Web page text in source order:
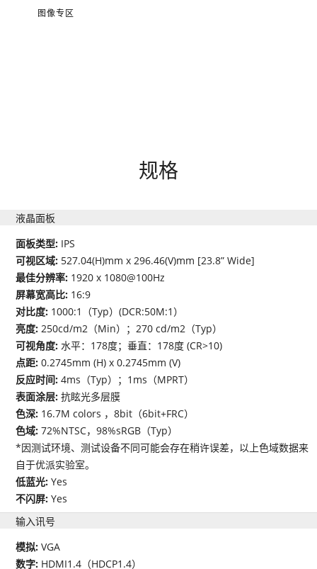
图像专区
规格
液晶面板
面板类型: IPS
可视区域: 527.04(H)mm x 296.46(V)mm [23.8” Wide]
最佳分辨率: 1920 x 1080@100Hz
屏幕宽高比: 16:9
对比度: 1000:1（Typ）(DCR:50M:1）
亮度:250cd/m2（Min）；270 cd/m2（Typ）
可视角度:水平：178度；垂直：178度 (CR>10)
点距:0.2745mm (H) x 0.2745mm (V)
反应时间:4ms（Typ）；1ms（MPRT）
表面涂层:抗眩光多层膜
色深: 16.7M colors ，8bit（6bit+FRC）
色域:72%NTSC，98%sRGB（Typ）
*因测试环境、测试设备不同可能会存在稍许误差，以上色域数据来
自于优派实验室。
低蓝光:Yes
不闪屏:Yes
输入讯号
模拟:VGA
数字: HDMI1.4（HDCP1.4）